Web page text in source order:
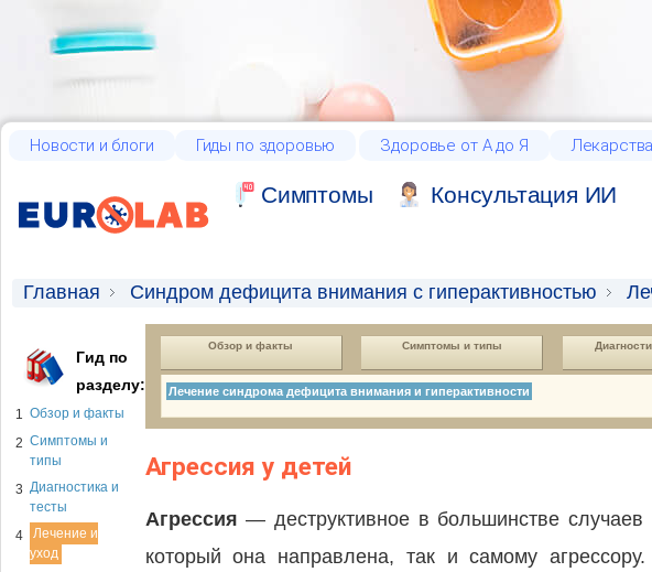
Новости и блоги Гиды по здоровью Здоровье от А до Я Лекарства
Cимптомы Консультация ИИ
Главная Синдром дефицита внимания с гиперактивностью
Гид по
разделу:
1 Обзор и факты
2 Симптомы и
типы
3 Диагностика и
тесты
4
Лечение и
уход
Обзор и факты Симптомы и типы
Лечение синдрома дефицита внимания и гиперактивности
Агрессия у детей
Агрессия — деструктивное в большинстве случаев
который она направлена, так и самому